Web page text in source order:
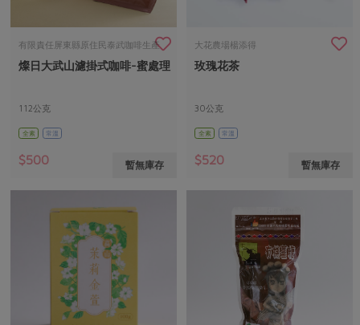
有限責任屏東縣原住民泰武咖啡生產
合作社顏明貴
燦日大武山濾掛式咖啡-蜜處理
112公克
全素 常溫
$500 暫無庫存
大花農場楊添得
玫瑰花茶
30公克
全素 常溫
$520 暫無庫存